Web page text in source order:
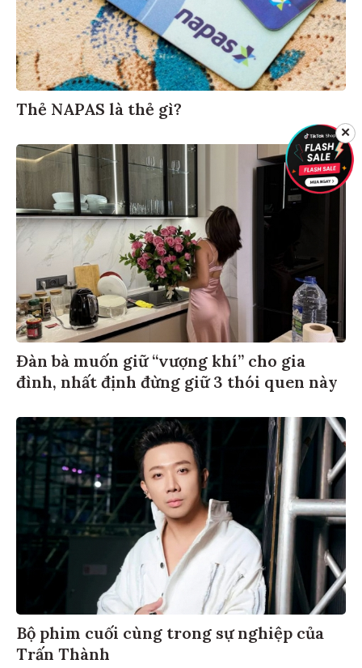
Thẻ NAPAS là thẻ gì?
Đàn bà muốn giữ “vượng khí” cho gia
đình, nhất định đừng giữ 3 thói quen này
Bộ phim cuối cùng trong sự nghiệp của
Trấn Thành
✕